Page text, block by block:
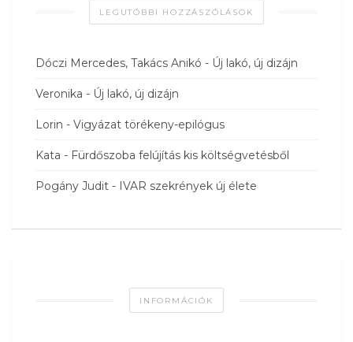
LEGUTÓBBI HOZZÁSZÓLÁSOK
Dóczi Mercedes, Takács Anikó - Új lakó, új dizájn
Veronika - Új lakó, új dizájn
Lorin - Vigyázat törékeny-epilógus
Kata - Fürdőszoba felújítás kis költségvetésből
Pogány Judit - IVAR szekrények új élete
INFORMÁCIÓK